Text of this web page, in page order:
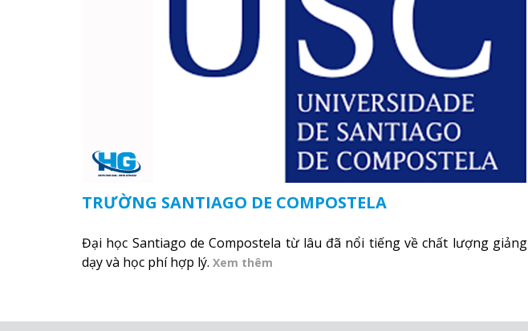
TRƯỜNG SANTIAGO DE COMPOSTELA
Đại học Santiago de Compostela từ lâu đã nổi tiếng về chất lượng giảng
dạy và học phí hợp lý. Xem thêm